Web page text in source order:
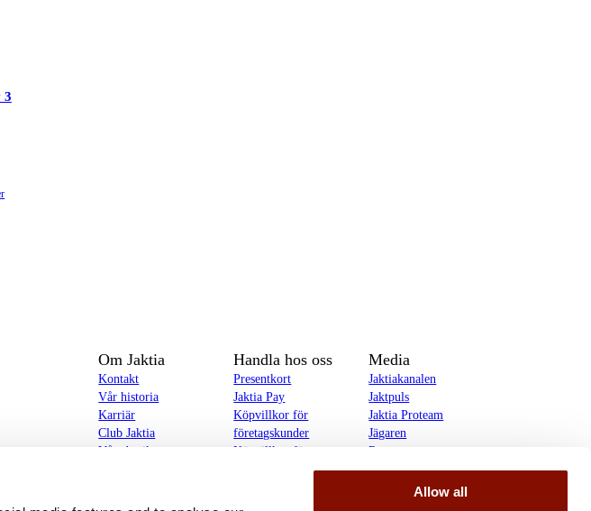
Allow all
3
och i
Om Jaktia
Kontakt
Vår historia
Karriär
Club Jaktia
Våra butiker
Jaktia Brand Guidelines
Handla hos oss
Presentkort
Jaktia Pay
Köpvillkor för
företagskunder
Köpvillkor för
Media
Jaktiakanalen
Jaktpuls
Jaktia Proteam
Jägaren
Reportage